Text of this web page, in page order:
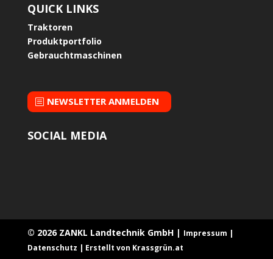
QUICK LINKS
Traktoren
Produktportfolio
Gebrauchtmaschinen
NEWSLETTER ANMELDEN
SOCIAL MEDIA
© 2026 ZANKL Landtechnik GmbH | Impressum |
Datenschutz | Erstellt von Krassgrün.at